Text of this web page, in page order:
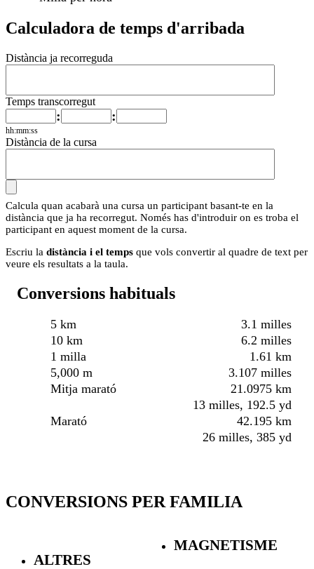
Calculadora de temps d'arribada
Distància ja recorreguda
Temps transcorregut
: :
hh:mm:ss
Distància de la cursa
Calcula quan acabarà una cursa un participant basant-te en la
distància que ja ha recorregut. Només has d'introduir on es troba el
participant en aquest moment de la cursa.
Escriu la distància i el temps que vols convertir al quadre de text per
veure els resultats a la taula.
Conversions habituals
5 km
3.1 milles
10 km
6.2 milles
1 milla
1.61 km
5,000 m
3.107 milles
Mitja marató
21.0975 km
13 milles, 192.5 yd
Marató
42.195 km
26 milles, 385 yd
CONVERSIONS PER FAMILIA
ALTRES
MAGNETISME